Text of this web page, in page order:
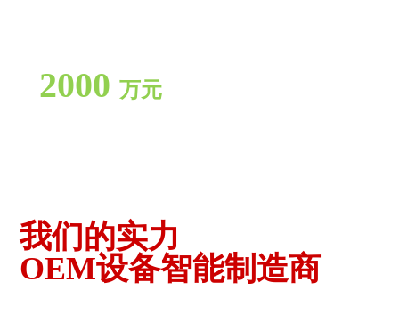
2000 万元
我们的实力
OEM设备智能制造商